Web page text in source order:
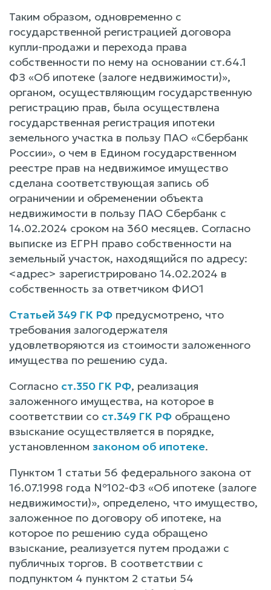
Таким образом, одновременно с
государственной регистрацией договора
купли-продажи и перехода права
собственности по нему на основании ст.64.1
ФЗ «Об ипотеке (залоге недвижимости)»,
органом, осуществляющим государственную
регистрацию прав, была осуществлена
государственная регистрация ипотеки
земельного участка в пользу ПАО «Сбербанк
России», о чем в Едином государственном
реестре прав на недвижимое имущество
сделана соответствующая запись об
ограничении и обременении объекта
недвижимости в пользу ПАО Сбербанк с
14.02.2024 сроком на 360 месяцев. Согласно
выписке из ЕГРН право собственности на
земельный участок, находящийся по адресу:
<адрес> зарегистрировано 14.02.2024 в
собственность за ответчиком ФИО1
Статьей 349 ГК РФ предусмотрено, что
требования залогодержателя
удовлетворяются из стоимости заложенного
имущества по решению суда.
Согласно ст.350 ГК РФ, реализация
заложенного имущества, на которое в
соответствии со ст.349 ГК РФ обращено
взыскание осуществляется в порядке,
установленном законом об ипотеке.
Пунктом 1 статьи 56 федерального закона от
16.07.1998 года №102-ФЗ «Об ипотеке (залоге
недвижимости)», определено, что имущество,
заложенное по договору об ипотеке, на
которое по решению суда обращено
взыскание, реализуется путем продажи с
публичных торгов. В соответствии с
подпунктом 4 пунктом 2 статьи 54